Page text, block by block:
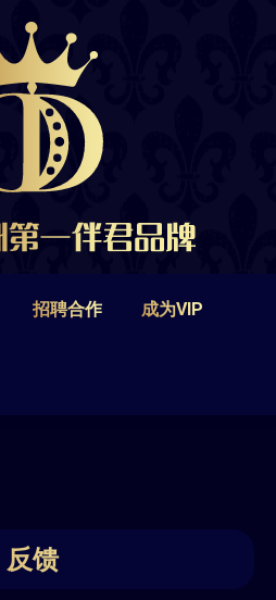
招聘合作 成为VIP
反馈
招聘合作
布里斯班